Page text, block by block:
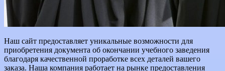
Наш сайт предоставляет уникальные возможности для
приобретения документа об окончании учебного заведения
благодаря качественной проработке всех деталей вашего
заказа. Наша компания работает на рынке предоставления